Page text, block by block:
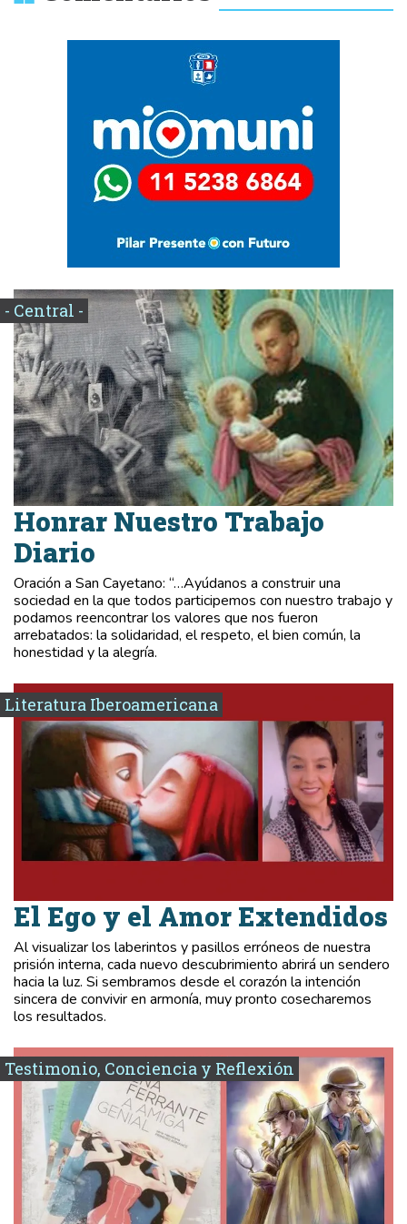
- Central -
Honrar Nuestro Trabajo
Diario
Oración a San Cayetano: “…Ayúdanos a construir una
sociedad en la que todos participemos con nuestro trabajo y
podamos reencontrar los valores que nos fueron
arrebatados: la solidaridad, el respeto, el bien común, la
honestidad y la alegría.
Literatura Iberoamericana
El Ego y el Amor Extendidos
Al visualizar los laberintos y pasillos erróneos de nuestra
prisión interna, cada nuevo descubrimiento abrirá un sendero
hacia la luz. Si sembramos desde el corazón la intención
sincera de convivir en armonía, muy pronto cosecharemos
los resultados.
Testimonio, Conciencia y Reflexión